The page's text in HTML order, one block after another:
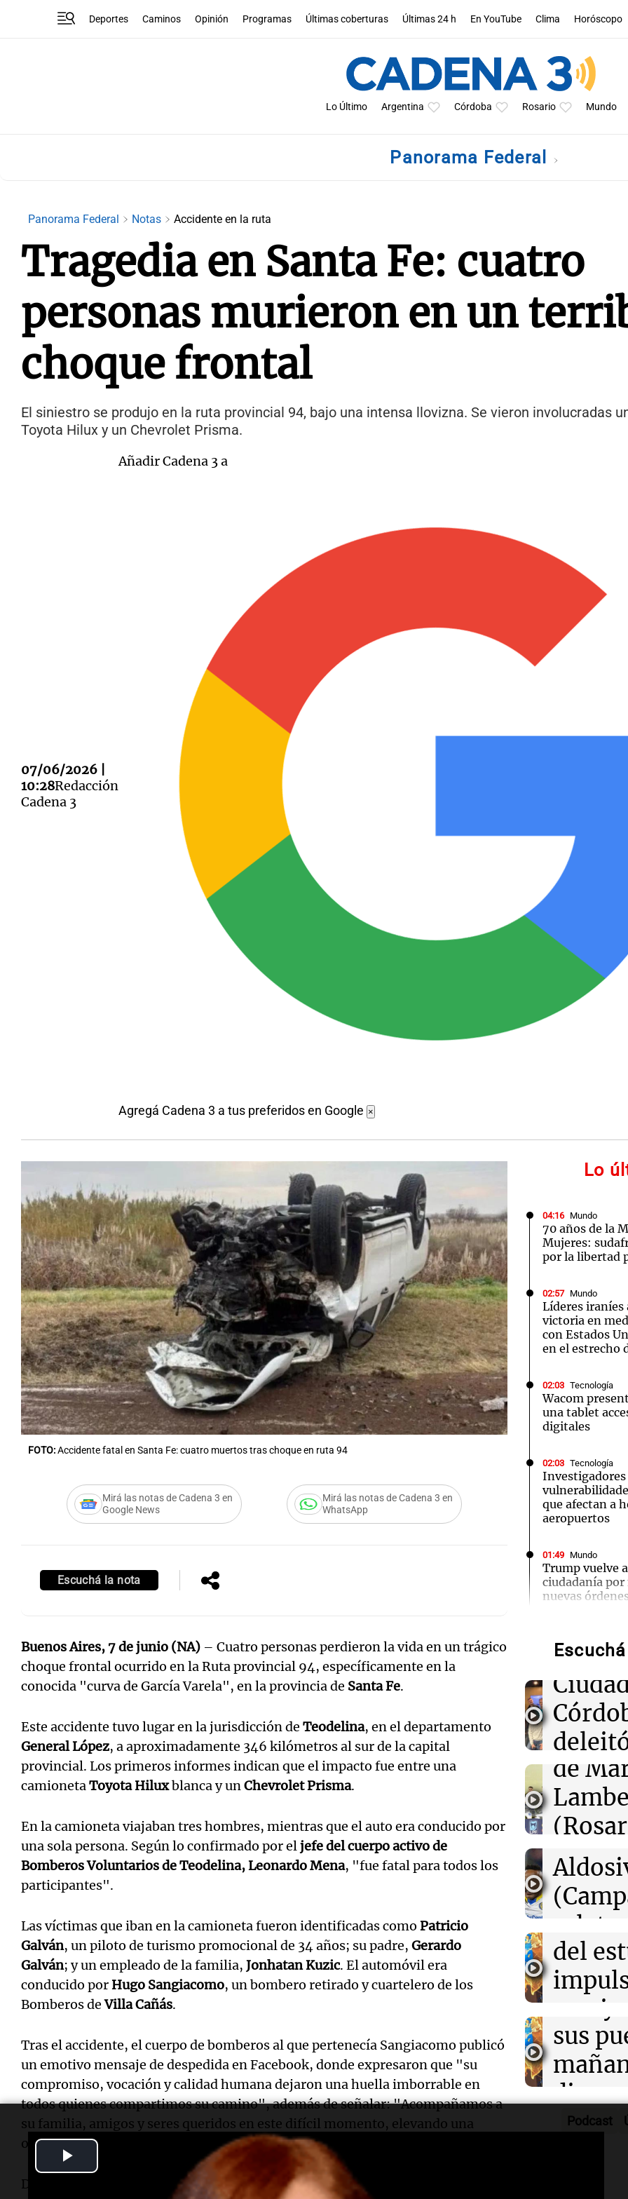
Deportes Caminos Opinión Programas Últimas coberturas Últimas 24 h En YouTube Clima Horóscopo
Lo Último Argentina Córdoba Rosario Mundo
Panorama Federal
Panorama Federal Notas Accidente en la ruta
Tragedia en Santa Fe: cuatro
personas murieron en un
choque frontal
El siniestro se produjo en la ruta provincial 94, bajo una intensa llovizna. Se vieron involucradas
Toyota Hilux y un Chevrolet Prisma.
07/06/2026 |
10:28Redacción
Cadena 3
Añadir Cadena 3 a
Agregá Cadena 3 a tus preferidos en Google ×
FOTO:Accidente fatal en Santa Fe: cuatro muertos tras choque en ruta 94
Mirá las notas de Cadena 3 en
Google News
Mirá las notas de Cadena 3 en
WhatsApp
Escuchá la nota
Buenos Aires, 7 de junio (NA) – Cuatro personas perdieron la vida en un trágico
choque frontal ocurrido en la Ruta provincial 94, específicamente en la
conocida "curva de García Varela", en la provincia de Santa Fe.
Este accidente tuvo lugar en la jurisdicción de Teodelina, en el departamento
General López, a aproximadamente 346 kilómetros al sur de la capital
provincial. Los primeros informes indican que el impacto fue entre una
camionetaToyota Hiluxblanca y unChevrolet Prisma.
En la camioneta viajaban tres hombres, mientras que el auto era conducido por
una sola persona. Según lo confirmado por eljefe del cuerpo activo de
Bomberos Voluntarios de Teodelina, Leonardo Mena, "fue fatal para todos los
participantes".
Las víctimas que iban en la camioneta fueron identificadas como Patricio
Galván, un piloto de turismo promocional de 34 años; su padre, Gerardo
Galván; y un empleado de la familia, Jonhatan Kuzic. El automóvil era
conducido porHugo Sangiacomo, un bombero retirado y cuartelero de los
Bomberos deVilla Cañás.
Tras el accidente, el cuerpo de bomberos al que pertenecía Sangiacomo publicó
un emotivo mensaje de despedida en Facebook, donde expresaron que "su
compromiso, vocación y calidad humana dejaron una huella imborrable en
todos quienes compartimos su camino", además de señalar: "Acompañamos a
su familia, amigos y seres queridos en este difícil momento, elevando una
oración en su memoria".
Desde el equipo de Turismo promocional también lamentaron la noticia y
Lo
04:16 Mundo
70 años de la
Mujeres:
por la libertad
02:57 Mundo
Líderes iraníes
victoria en
con Estados
en el estrecho
02:03 Tecnología
Wacom
una tablet
digitales
02:03 Tecnología
que afectan a
aeropuertos
01:49 Mundo
Trump vuelve
ciudadanía
nuevas
Descubren
cuerpo de
00:55 Mundo
China se
Dolphin;
actividades
provincias
00:32 Clima
Clima en Salta:
tiempo este
00:27 Clima
Clima en
el tiempo este
Audio.
radio
tango
Episodios
Audio.
de
de
Deportes
Episodios
Audio.
de
relato
Greco
Deportes
Episodios
Audio.
del
Villa
Panorama
Episodios
Audio.
la
sus
Audio.
María
Audio.
Podcast
Notas
Mundial 2026 La Sole en Cadena 3 Cadena 3